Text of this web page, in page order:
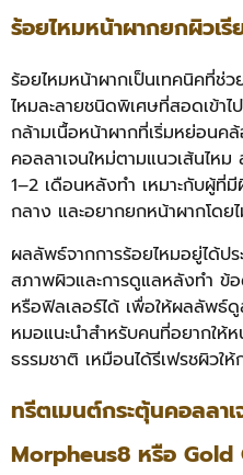
ร้อยไหมหน้าผากยกผิวเ
ร้อยไหมหน้าผากเป็นเทคนิคที่ช่
ไหมละลายชนิดพิเศษที่สอดเข้า
กล้ามเนื้อหน้าผากที่เริ่มหย่อนค
คอลลาเจนใหม่ตามแนวเส้นไห
1–2 เดือนหลังทำ เหมาะกับผู้ที่
กลาง และอยากยกหน้าผากโดย
ผลลัพธ์จากการร้อยไหมอยู่ได้
สภาพผิวและการดูแลหลังทำ ข้
หรือฟิลเลอร์ได้ เพื่อให้ผลลัพธ์
หมอแนะนำสำหรับคนที่อยากให้
ธรรมชาติ เหมือนได้รีเฟรชผิวใ
ทรีตเมนต์กระตุ้นคอลลา
Morpheus8 หรือ